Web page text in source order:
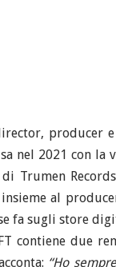
producer e
nel 2021 con
al
fa sugli store
contiene due
“Ho